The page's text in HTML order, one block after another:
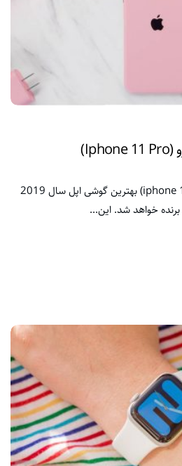
به نظر من آیفون ۱۱ پرو (iphone 11 pro) بهترین گوشی اپل سال 2019
برنده خواهد شد. این...